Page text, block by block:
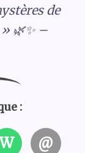
de
🌿✨ –
:
@